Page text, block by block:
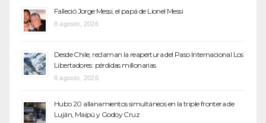
Falleció Jorge Messi, el papá de Lionel Messi
8 agosto, 2026
Desde Chile, reclaman la reapertura del Paso Internacional Los
Libertadores: pérdidas millonarias
8 agosto, 2026
Hubo 20 allanamientos simultáneos en la triple frontera de
Luján, Maipú y Godoy Cruz